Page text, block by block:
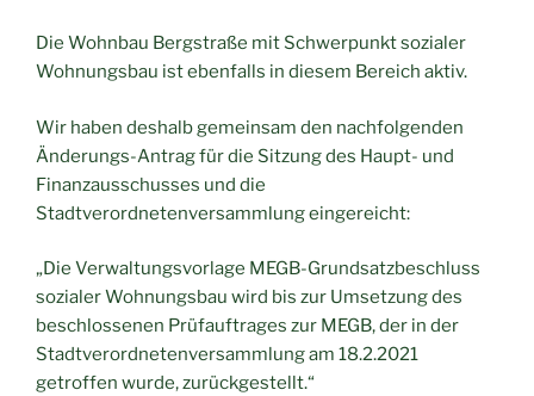
Die Wohnbau Bergstraße mit Schwerpunkt sozialer
Wohnungsbau ist ebenfalls in diesem Bereich aktiv.
Wir haben deshalb gemeinsam den nachfolgenden
Änderungs-Antrag für die Sitzung des Haupt- und
Finanzausschusses und die
Stadtverordnetenversammlung eingereicht:
„Die Verwaltungsvorlage MEGB-Grundsatzbeschluss
sozialer Wohnungsbau wird bis zur Umsetzung des
beschlossenen Prüfauftrages zur MEGB, der in der
Stadtverordnetenversammlung am 18.2.2021
getroffen wurde, zurückgestellt.“